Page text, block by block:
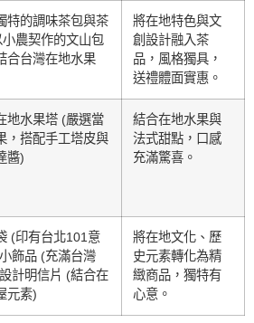
特的調味茶包與茶
農契作的文山包
合台灣在地水果
將在地特色與文
創設計融入茶
品，風格獨具，
送禮體面實惠。
地水果塔 (嚴選當
，搭配手工塔皮與
醬)
結合在地水果與
法式甜點，口感
充滿驚喜。
(印有台北101意
飾品 (充滿台灣
計明信片 (結合在
元素)
將在地文化、歷
史元素轉化為精
緻商品，獨特有
心意。